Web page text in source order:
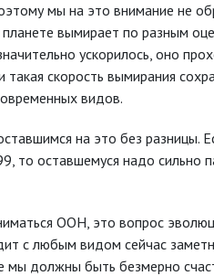
мы на это внимание не
вымирает по разным
ускорилось, оно
скорость вымирания
видов.
на это без разницы.
то оставшемуся надо сильно
ООН, это вопрос
с любым видом сейчас
мы должны быть безмерно